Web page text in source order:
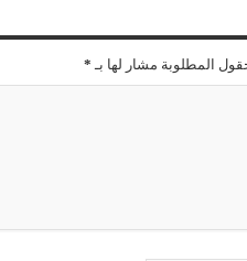
المطلوبة مشار لها بـ *